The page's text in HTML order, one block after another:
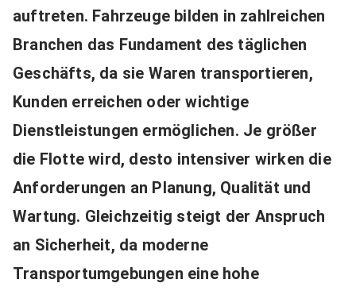
auftreten. Fahrzeuge bilden in zahlreichen
Branchen das Fundament des täglichen
Geschäfts, da sie Waren transportieren,
Kunden erreichen oder wichtige
Dienstleistungen ermöglichen. Je größer
die Flotte wird, desto intensiver wirken die
Anforderungen an Planung, Qualität und
Wartung. Gleichzeitig steigt der Anspruch
an Sicherheit, da moderne
Transportumgebungen eine hohe